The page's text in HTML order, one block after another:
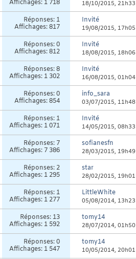
Affichages: 1 718
18/10/2015, 21h33
Réponses: 1
Affichages: 817
Invité
19/08/2015, 17h05
Réponses:0
Affichages: 812
Invité
18/08/2015, 18h06
Réponses:8
Affichages: 1 302
Invité
16/08/2015, 01h04
Réponses:0
Affichages: 854
info_sara
03/07/2015, 11h48
Réponses: 1
Affichages: 1 071
Invité
14/05/2015, 08h33
Réponses: 7
Affichages: 7 386
sofianesfn
28/03/2015, 19h49
Réponses: 2
Affichages: 1 295
star
28/02/2015, 19h01
Réponses: 1
Affichages: 1 277
LittleWhite
05/08/2014, 13h23
Réponses: 13
Affichages: 1 592
tomy14
28/07/2014, 01h50
Réponses:0
Affichages: 1 547
tomy14
10/05/2014, 20h01